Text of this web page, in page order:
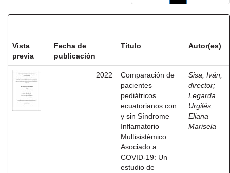
Vista
previa
Fecha de
publicación
Título Autor(es)
2022
Comparación de
pacientes
pediátricos
ecuatorianos con
y sin Síndrome
Inflamatorio
Multisistémico
Asociado a
COVID-19: Un
estudio de
Sisa, Iván,
director;
Legarda
Urgilés,
Eliana
Marisela